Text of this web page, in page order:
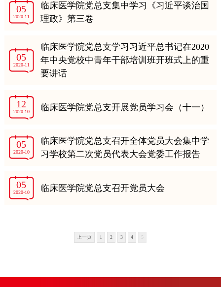
05
2020-11
临床医学院党总支集中学习《习近平谈治国
理政》第三卷
05
2020-11
临床医学院党总支学习习近平总书记在2020
年中央党校中青年干部培训班开班式上的重
要讲话
12
2020-10 临床医学院党总支开展党员学习会（十一）
05
2020-10
临床医学院党总支召开全体党员大会集中学
习学校第二次党员代表大会党委工作报告
05
2020-10 临床医学院党总支召开党员大会
上一页 1 2 3 4 5